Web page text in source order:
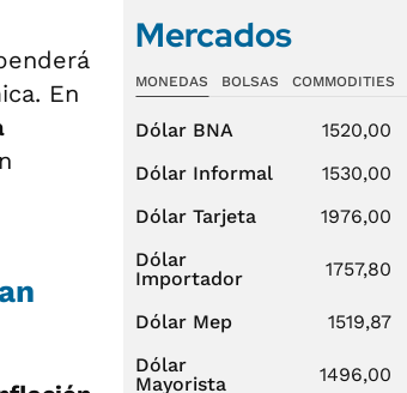
En
Mercados
MONEDAS BOLSAS COMMODITIES
Dólar BNA 1520,00
Dólar Informal
1530,00
Dólar Tarjeta
1976,00
Dólar
Importador
1757,80
Dólar Mep 1519,87
Dólar
Mayorista
1496,00